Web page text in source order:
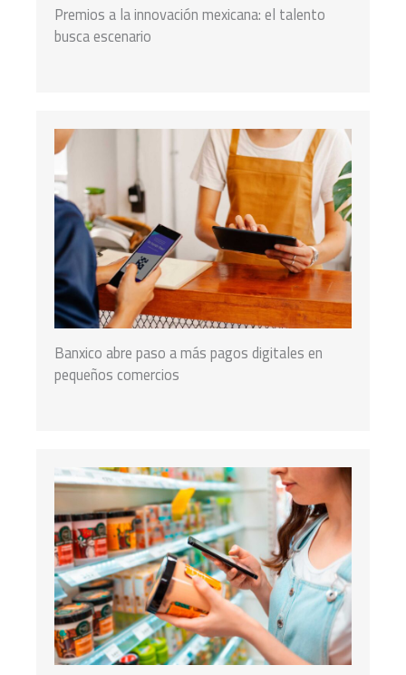
Premios a la innovación mexicana: el talento
busca escenario
Banxico abre paso a más pagos digitales en
pequeños comercios